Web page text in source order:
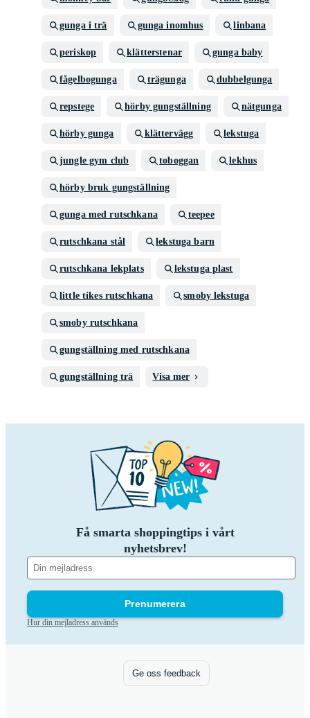
gunga i trä gunga inomhus linbana
periskop klätterstenar gunga baby
fågelbogunga trägunga dubbelgunga
repstege hörby gungställning nätgunga
hörby gunga klättervägg lekstuga
jungle gym club toboggan lekhus
hörby bruk gungställning
gunga med rutschkana teepee
rutschkana stål lekstuga barn
rutschkana lekplats lekstuga plast
little tikes rutschkana smoby lekstuga
smoby rutschkana
gungställning med rutschkana
gungställning trä Visa mer
Få smarta shoppingtips i vårt
nyhetsbrev!
Prenumerera
Hur din mejladress används
Ge oss feedback